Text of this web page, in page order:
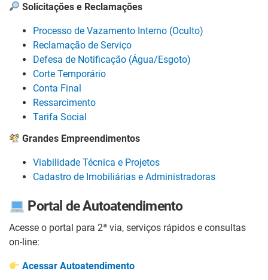
Solicitações e Reclamações
Processo de Vazamento Interno (Oculto)
Reclamação de Serviço
Defesa de Notificação (Água/Esgoto)
Corte Temporário
Conta Final
Ressarcimento
Tarifa Social
Grandes Empreendimentos
Viabilidade Técnica e Projetos
Cadastro de Imobiliárias e Administradoras
Portal de Autoatendimento
Acesse o portal para 2ª via, serviços rápidos e consultas
on-line:
Acessar Autoatendimento